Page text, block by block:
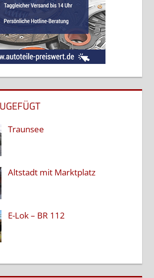
Traunsee
Altstadt mit Marktplatz
E-Lok – BR 112